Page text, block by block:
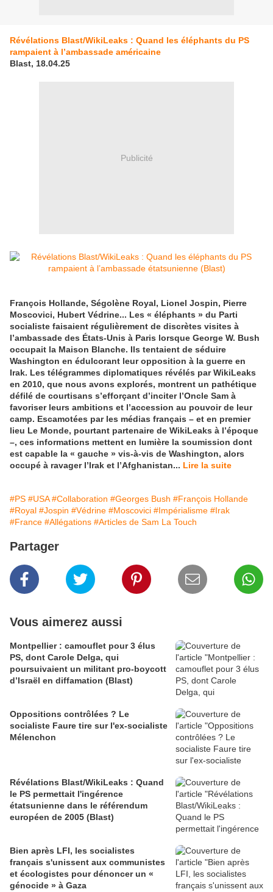
Révélations Blast/WikiLeaks : Quand les éléphants du PS
rampaient à l’ambassade américaine
Blast, 18.04.25
Publicité
François Hollande, Ségolène Royal, Lionel Jospin, Pierre
Moscovici, Hubert Védrine... Les « éléphants » du Parti
socialiste faisaient régulièrement de discrètes visites à
l’ambassade des États-Unis à Paris lorsque George W. Bush
occupait la Maison Blanche. Ils tentaient de séduire
Washington en édulcorant leur opposition à la guerre en
Irak. Les télégrammes diplomatiques révélés par WikiLeaks
en 2010, que nous avons explorés, montrent un pathétique
défilé de courtisans s’efforçant d’inciter l’Oncle Sam à
favoriser leurs ambitions et l’accession au pouvoir de leur
camp. Escamotées par les médias français – et en premier
lieu Le Monde, pourtant partenaire de WikiLeaks à l’époque
–, ces informations mettent en lumière la soumission dont
est capable la « gauche » vis-à-vis de Washington, alors
occupé à ravager l’Irak et l’Afghanistan... Lire la suite
#PS #USA #Collaboration #Georges Bush #François Hollande
#Royal #Jospin #Védrine #Moscovici #Impérialisme #Irak
#France #Allégations #Articles de Sam La Touch
Partager
Vous aimerez aussi
Montpellier : camouflet pour 3 élus
PS, dont Carole Delga, qui
poursuivaient un militant pro-boycott
d’Israël en diffamation (Blast)
Oppositions contrôlées ? Le
socialiste Faure tire sur l'ex-socialiste
Mélenchon
Révélations Blast/WikiLeaks : Quand
le PS permettait l'ingérence
étatsunienne dans le référendum
européen de 2005 (Blast)
Bien après LFI, les socialistes
français s'unissent aux communistes
et écologistes pour dénoncer un «
génocide » à Gaza